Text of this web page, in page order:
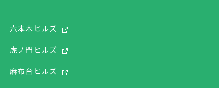
六本木ヒルズ
虎ノ門ヒルズ
麻布台ヒルズ